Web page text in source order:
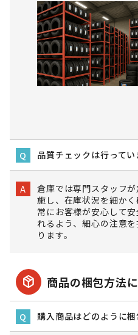
Q 品質チェックは行ってい
A
倉庫では専門スタッフ
施し、在庫状況を細かく
常にお客様が安心して
れるよう、細心の注意
ります。
package_2 商品の梱包方法
Q 購入商品はどのように